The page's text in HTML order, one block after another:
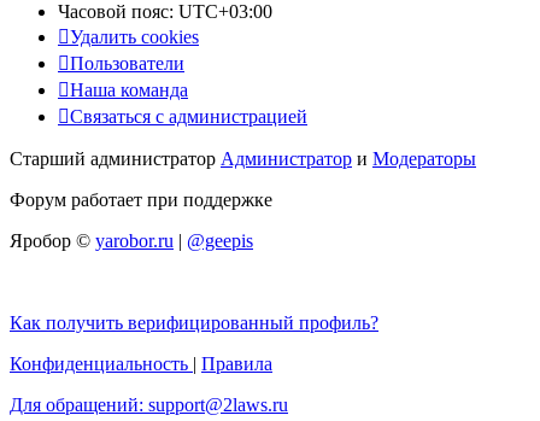
Часовой пояс: UTC+03:00
Удалить cookies
Пользователи
Наша команда
Связаться с администрацией
Старший администратор Администратор и Модераторы
Форум работает при поддержке
Яробор © yarobor.ru | @geepis
Как получить верифицированный профиль?
Конфиденциальность | Правила
Для обращений: support@2laws.ru